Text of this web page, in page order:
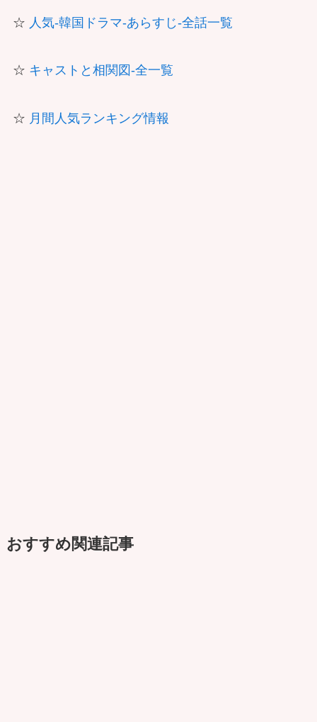
☆ 人気-韓国ドラマ-あらすじ-全話一覧
☆ キャストと相関図-全一覧
☆ 月間人気ランキング情報
おすすめ関連記事